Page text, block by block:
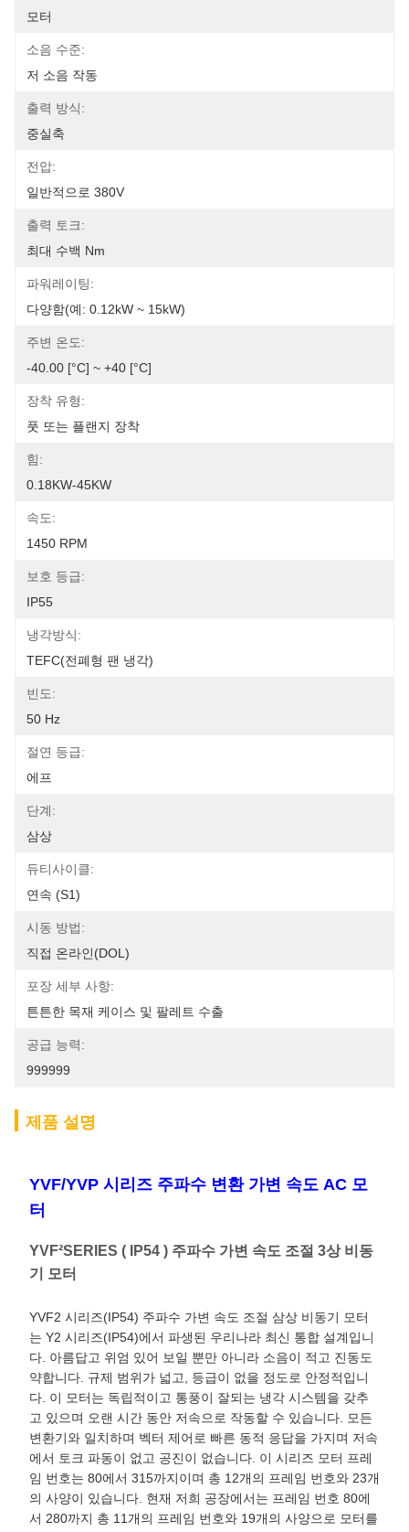
모터
소음 수준:
저 소음 작동
출력 방식:
중실축
전압:
일반적으로 380V
출력 토크:
최대 수백 Nm
파워레이팅:
다양함(예: 0.12kW ~ 15kW)
주변 온도:
-40.00 [°C] ~ +40 [°C]
장착 유형:
풋 또는 플랜지 장착
힘:
0.18KW-45KW
속도:
1450 RPM
보호 등급:
IP55
냉각방식:
TEFC(전폐형 팬 냉각)
빈도:
50 Hz
절연 등급:
에프
단계:
삼상
듀티사이클:
연속 (S1)
시동 방법:
직접 온라인(DOL)
포장 세부 사항:
튼튼한 목재 케이스 및 팔레트 수출
공급 능력:
999999
제품 설명
YVF/YVP 시리즈 주파수 변환 가변 속도 AC 모
터
YVF²SERIES ( IP54 ) 주파수 가변 속도 조절 3상 비동
기 모터
YVF2 시리즈(IP54) 주파수 가변 속도 조절 삼상 비동기 모터
는 Y2 시리즈(IP54)에서 파생된 우리나라 최신 통합 설계입니
다. 아름답고 위엄 있어 보일 뿐만 아니라 소음이 적고 진동도
약합니다. 규제 범위가 넓고, 등급이 없을 정도로 안정적입니
다. 이 모터는 독립적이고 통풍이 잘되는 냉각 시스템을 갖추
고 있으며 오랜 시간 동안 저속으로 작동할 수 있습니다. 모든
변환기와 일치하며 벡터 제어로 빠른 동적 응답을 가지며 저속
에서 토크 파동이 없고 공진이 없습니다. 이 시리즈 모터 프레
임 번호는 80에서 315까지이며 총 12개의 프레임 번호와 23개
의 사양이 있습니다. 현재 저희 공장에서는 프레임 번호 80에
서 280까지 총 11개의 프레임 번호와 19개의 사양으로 모터를